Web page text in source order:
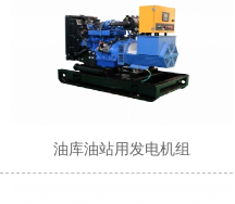
油库油站用发电机组